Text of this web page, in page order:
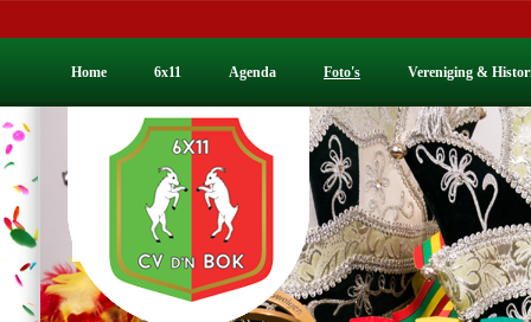
Home 6x11 Agenda Foto's Vereniging &